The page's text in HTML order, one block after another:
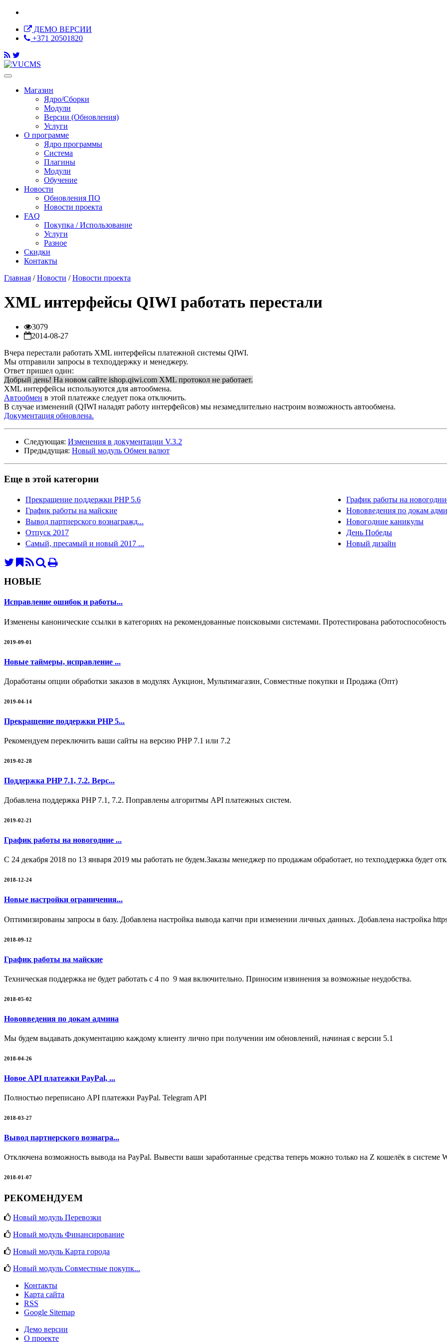
ДЕМО ВЕРСИИ
+371 20501820
Магазин
Ядро/Сборки
Модули
Версии (Обновления)
Услуги
О программе
Ядро программы
Система
Плагины
Модули
Обучение
Новости
Обновления ПО
Новости проекта
FAQ
Покупка / Использование
Услуги
Разное
Скидки
Контакты
Главная /Новости /Новости проекта
XML интерфейсы QIWI работать перестали
3079
2014-08-27
Вчера перестали работать XML интерфейсы платежной системы QIWI.
Мы отправили запросы в техподдержку и менеджеру.
Ответ пришел один:
Добрый день! На новом сайте ishop.qiwi.com XML протокол не работает.
XML интерфейсы используются для автообмена.
Автообмен в этой платежке следует пока отключить.
В случае изменений (QIWI наладят работу интерфейсов) мы незамедлительно настроим возможность автообмена.
Документация обновлена.
Следующая: Изменения в документации V.3.2
Предыдущая: Новый модуль Обмен валют
Еще в этой категории
Прекращение поддержки PHP 5.6
График работы на
График работы на майские
Нововведения по докам
Вывод партнерского вознагражд...
Новогодние каникулы
Отпуск 2017
День Победы
Самый, пресамый и новый 2017 ...
Новый дизайн
НОВЫЕ
Исправление ошибок и работы...
Изменены канонические ссылки в категориях на рекомендованные поисковыми системами. Протестирована
2019-09-01
Новые таймеры, исправление ...
Доработаны опции обработки заказов в модулях Аукцион, Мультимагазин, Совместные покупки и Продажа (Опт)
2019-04-14
Прекращение поддержки PHP 5...
Рекомендуем переключить ваши сайты на версию PHP 7.1 или 7.2
2019-02-28
Поддержка PHP 7.1, 7.2. Верс...
Добавлена поддержка PHP 7.1, 7.2. Поправлены алгоритмы API платежных систем.
2019-02-21
График работы на новогодние ...
С 24 декабря 2018 по 13 января 2019 мы работать не будем.Заказы менеджер по продажам обработает, но техподдержка будет
2018-12-24
Новые настройки ограничения...
Оптимизированы запросы в базу. Добавлена настройка вывода капчи при изменении личных данных. Добавлена настройка
2018-09-12
График работы на майские
Техническая поддержка не будет работать с 4 по 9 мая включительно. Приносим извинения за возможные неудобства.
2018-05-02
Нововведения по докам админа
Мы будем выдавать документацию каждому клиенту лично при получении им обновлений, начиная с версии 5.1
2018-04-26
Новое API платежки PayPal, ...
Полностью переписано API платежки PayPal. Telegram API
2018-03-27
Вывод партнерского вознагра...
Отключена возможность вывода на PayPal. Вывести ваши заработанные средства теперь можно только на Z кошелёк в системе
2018-01-07
РЕКОМЕНДУЕМ
Новый модуль Перевозки
Новый модуль Финансирование
Новый модуль Карта города
Новый модуль Совместные покупк...
Контакты
Карта сайта
RSS
Google Sitemap
Демо версии
О проекте